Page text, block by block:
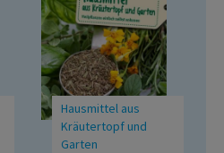
Hausmittel aus
Kräutertopf und
Garten